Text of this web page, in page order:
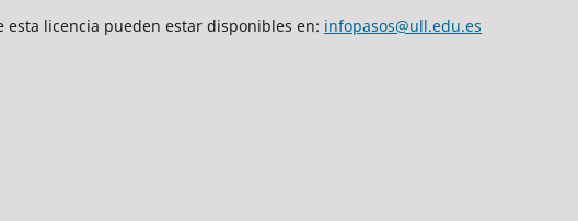
esta licencia pueden estar disponibles en: infopasos@ull.edu.es